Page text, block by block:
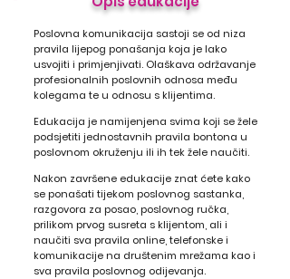
Poslovna komunikacija sastoji se od niza
pravila lijepog ponašanja koja je lako
usvojiti i primjenjivati. Olaškava održavanje
profesionalnih poslovnih odnosa među
kolegama te u odnosu s klijentima.
Edukacija je namijenjena svima koji se žele
podsjetiti jednostavnih pravila bontona u
poslovnom okruženju ili ih tek žele naučiti.
Nakon završene edukacije znat ćete kako
se ponašati tijekom poslovnog sastanka,
razgovora za posao, poslovnog ručka,
prilikom prvog susreta s klijentom, ali i
naučiti sva pravila online, telefonske i
komunikacije na društenim mrežama kao i
sva pravila poslovnog odijevanja.